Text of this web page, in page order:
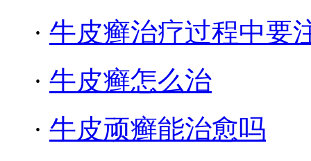
· 牛皮癣治疗过程中要
· 牛皮癣怎么治
· 牛皮顽癣能治愈吗